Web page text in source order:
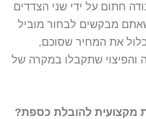
חתום על ידי שני הצדדים
מבקשים לבחור מוביל
את המחיר שסוכם,
והפיצוי שתקבלו במקרה של
מקצועית להובלת כספת?